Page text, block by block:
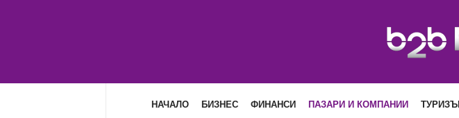
НАЧАЛО БИЗНЕС ФИНАНСИ ПАЗАРИ И КОМПАНИИ